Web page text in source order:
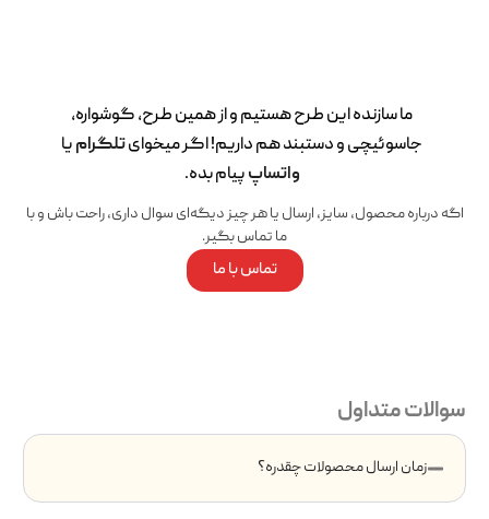
ما سازنده این طرح‌ هستیم و از همین طرح، گوشواره،
جاسوئیچی و دستبند هم داریم! اگر میخوایتلگرامیا
واتساپپیام بده.
اگه درباره محصول، سایز، ارسال یا هر چیز دیگه‌ای سوال داری، راحت باش و با
ما تماس بگیر.
تماس با ما
سوالات متداول
زمان ارسال محصولات چقدره؟